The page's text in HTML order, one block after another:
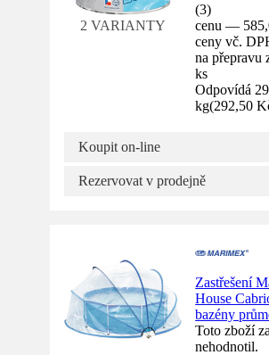
2 VARIANTY
(3)
cenu —
ceny vč.
na přepravu
ks
Odpovídá
kg(292,50
Koupit on-line
Rezervovat v prodejně
Zastřešení
House
bazény
Toto zboží
nehodnotil.